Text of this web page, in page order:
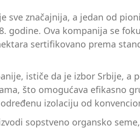
sve značajnija, a jedan od
godine. Ova kompanija se
sertifikovano prema
ističe da je izbor Srbije,
što omogućava efikasno
izolaciju od
sopstveno organsko